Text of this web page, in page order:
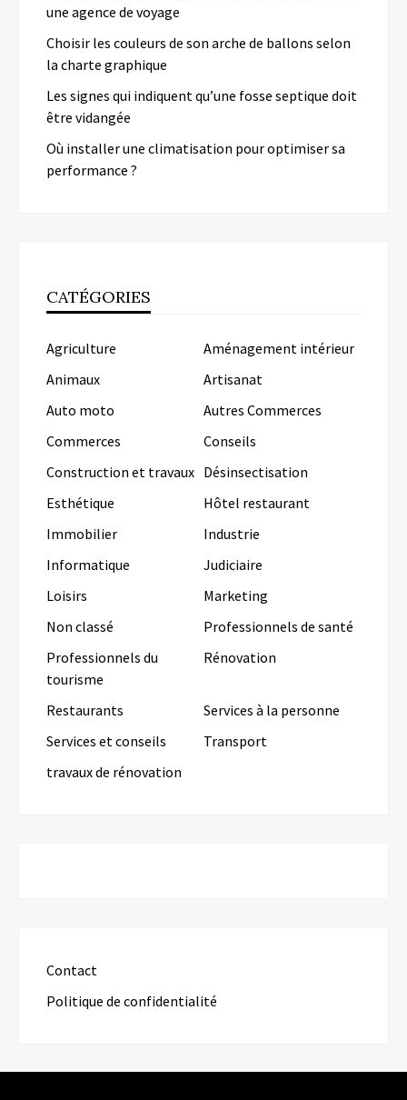
une agence de voyage
Choisir les couleurs de son arche de ballons selon
la charte graphique
Les signes qui indiquent qu’une fosse septique doit
être vidangée
Où installer une climatisation pour optimiser sa
performance ?
CATÉGORIES
Agriculture
Aménagement intérieur
Animaux
Artisanat
Auto moto
Autres Commerces
Commerces
Conseils
Construction et travaux Désinsectisation
Esthétique
Hôtel restaurant
Immobilier
Industrie
Informatique
Judiciaire
Loisirs
Marketing
Non classé
Professionnels de santé
Professionnels du
tourisme
Rénovation
Restaurants
Services à la personne
Services et conseils
Transport
travaux de rénovation
Contact
Politique de confidentialité